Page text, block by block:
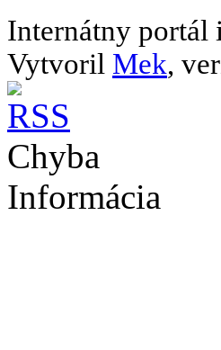
Internátny
Vytvoril Mek,
Chyba
Informácia